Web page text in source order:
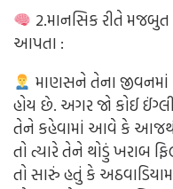
2.માનસિક રીતે મજબુત
આપતા :
માણસને તેના
હોય છે. અગર જો કોઈ
તેને કહેવામાં આવે કે
તો ત્યારે તેને થોડું ખરાબ
તો સારું હતું કે